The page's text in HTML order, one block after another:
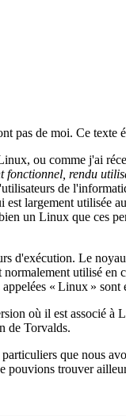
pas de moi. Ce texte
ou comme j'ai
fonctionnel, rendu
de
largement utilisée
un Linux que ces
d'exécution. Le
utilisé en
« Linux »
où il est associé
de Torvalds.
que nous
pouvions trouver